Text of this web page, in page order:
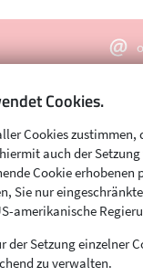
Cookies.
Cookies
auch der
Cookie erhobenen
Sie nur
amerikanische
der Setzung einzelner
zu verwalten.